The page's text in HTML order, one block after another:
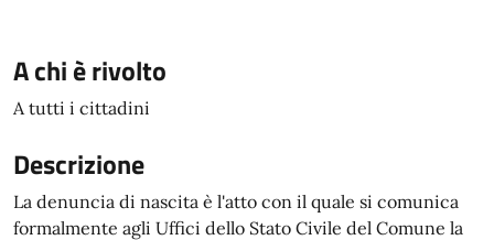
A chi è rivolto
A tutti i cittadini
Descrizione
La denuncia di nascita è l'atto con il quale si comunica
formalmente agli Uffici dello Stato Civile del Comune la